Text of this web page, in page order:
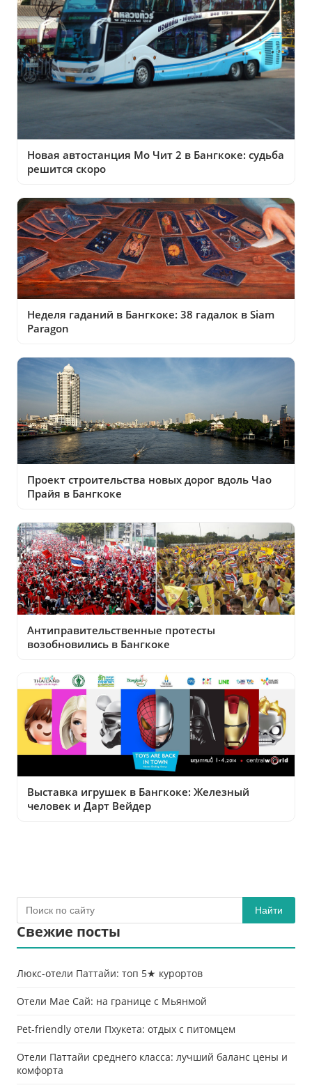
Новая автостанция Мо Чит 2 в Бангкоке: судьба
решится скоро
Неделя гаданий в Бангкоке: 38 гадалок в Siam
Paragon
Проект строительства новых дорог вдоль Чао
Прайя в Бангкоке
Антиправительственные протесты
возобновились в Бангкоке
Выставка игрушек в Бангкоке: Железный
человек и Дарт Вейдер
Найти
Свежие посты
Люкс-отели Паттайи: топ 5★ курортов
Отели Мае Сай: на границе с Мьянмой
Pet-friendly отели Пхукета: отдых с питомцем
Отели Паттайи среднего класса: лучший баланс цены и
комфорта